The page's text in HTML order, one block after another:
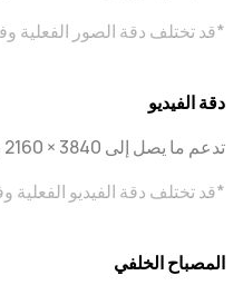
*قد تختلف دقة الصور الفعلية
دقة الفيديو
تدعم ما يصل إلى ‎2160 × 3840 بكسل.
*قد تختلف دقة الفيديو الفعلية
المصباح الخلفي